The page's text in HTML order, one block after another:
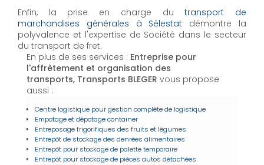
Enfin, la prise en charge dutransport de
marchandises générales à Sélestat démontre la
polyvalence et l'expertise de Société dans le secteur
du transport de fret.
En plus de ses services : Entreprise pour
l'affrètement et organisation des
transports, Transports BLEGER vous propose
aussi :
Centre logistique pour gestion complète de logistique
Empotage et dépotage container
Entreposage frigorifiques des fruits et légumes
Entrepôt de stockage des denrées alimentaires
Entrepôt pour stockage de palette temporaire
Entrepôt pour stockage de pièces autos détachées